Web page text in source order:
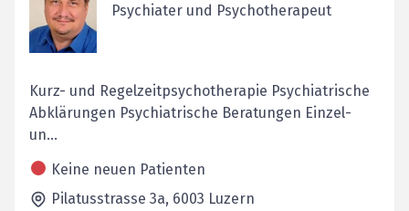
Psychiater und Psychotherapeut
Kurz- und Regelzeitpsychotherapie Psychiatrische
Abklärungen Psychiatrische Beratungen Einzel-
un...
Keine neuen Patienten
Pilatusstrasse 3a, 6003 Luzern